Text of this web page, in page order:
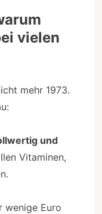
vielen
mehr 1973.
und
Vitaminen,
wenige Euro